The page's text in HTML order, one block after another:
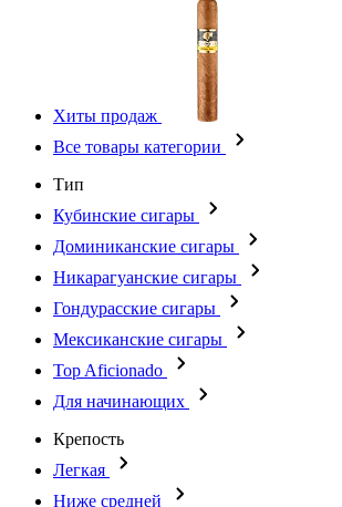
Хиты продаж
Все товары категории
Тип
Кубинские сигары
Доминиканские сигары
Никарагуанские сигары
Гондурасские сигары
Мексиканские сигары
Top Aficionado
Для начинающих
Крепость
Легкая
Ниже средней